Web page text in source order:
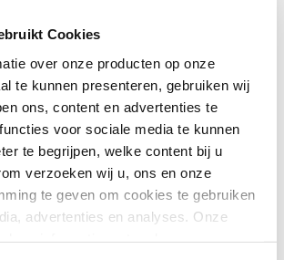
Cookies
over onze producten op onze
te kunnen presenteren, gebruiken wij
ons, content en advertenties te
voor sociale media te kunnen
te begrijpen, welke content bij u
verzoeken wij u, ons en onze
te geven om cookies te gebruiken
advertenties en analyses. Onze
data voor vleugelvarianten